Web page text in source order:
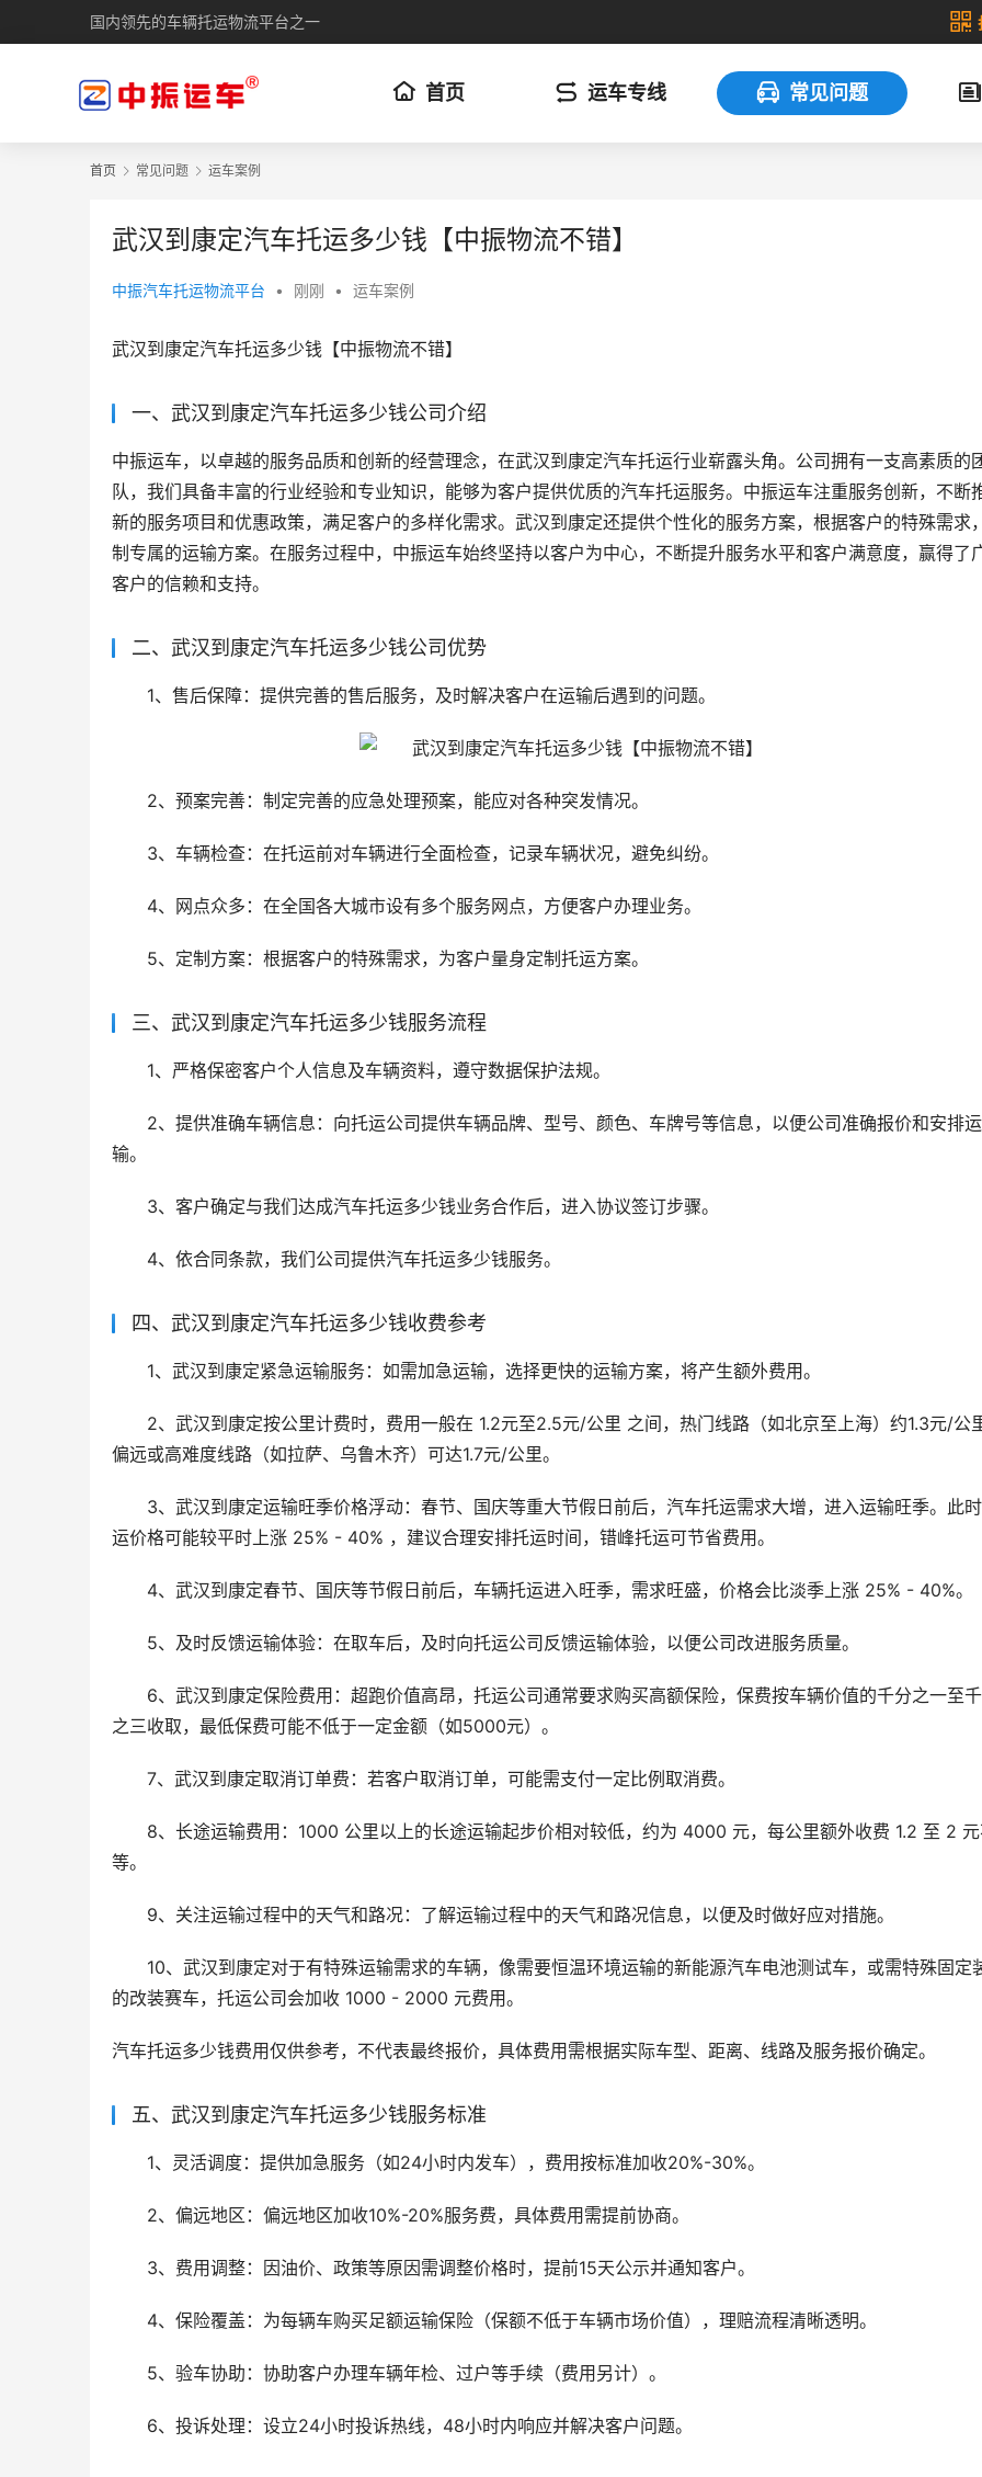
国内领先的车辆托运物流平台之一
首页 运车专线 常见问题
首页 常见问题 运车案例
武汉到康定汽车托运多少钱【中振物流不错】
中振汽车托运物流平台 • 刚刚 • 运车案例
武汉到康定汽车托运多少钱【中振物流不错】
一、武汉到康定汽车托运多少钱公司介绍
中振运车，以卓越的服务品质和创新的经营理念，在武汉到康定汽车托运行业崭露头角。公司拥有一支高素质的
队，我们具备丰富的行业经验和专业知识，能够为客户提供优质的汽车托运服务。中振运车注重服务创新，不断
新的服务项目和优惠政策，满足客户的多样化需求。武汉到康定还提供个性化的服务方案，根据客户的特殊需求
制专属的运输方案。在服务过程中，中振运车始终坚持以客户为中心，不断提升服务水平和客户满意度，赢得了
客户的信赖和支持。
二、武汉到康定汽车托运多少钱公司优势
1、售后保障：提供完善的售后服务，及时解决客户在运输后遇到的问题。
2、预案完善：制定完善的应急处理预案，能应对各种突发情况。
3、车辆检查：在托运前对车辆进行全面检查，记录车辆状况，避免纠纷。
4、网点众多：在全国各大城市设有多个服务网点，方便客户办理业务。
5、定制方案：根据客户的特殊需求，为客户量身定制托运方案。
三、武汉到康定汽车托运多少钱服务流程
1、严格保密客户个人信息及车辆资料，遵守数据保护法规。
2、提供准确车辆信息：向托运公司提供车辆品牌、型号、颜色、车牌号等信息，以便公司准确报价和安排运
输。
3、客户确定与我们达成汽车托运多少钱业务合作后，进入协议签订步骤。
4、依合同条款，我们公司提供汽车托运多少钱服务。
四、武汉到康定汽车托运多少钱收费参考
1、武汉到康定紧急运输服务：如需加急运输，选择更快的运输方案，将产生额外费用。
2、武汉到康定按公里计费时，费用一般在 1.2元至2.5元/公里 之间，热门线路（如北京至上海）约1.3元/公
偏远或高难度线路（如拉萨、乌鲁木齐）可达1.7元/公里。
3、武汉到康定运输旺季价格浮动：春节、国庆等重大节假日前后，汽车托运需求大增，进入运输旺季。此
运价格可能较平时上涨 25% - 40% ，建议合理安排托运时间，错峰托运可节省费用。
4、武汉到康定春节、国庆等节假日前后，车辆托运进入旺季，需求旺盛，价格会比淡季上涨 25% - 40%。
5、及时反馈运输体验：在取车后，及时向托运公司反馈运输体验，以便公司改进服务质量。
6、武汉到康定保险费用：超跑价值高昂，托运公司通常要求购买高额保险，保费按车辆价值的千分之一至
之三收取，最低保费可能不低于一定金额（如5000元）。
7、武汉到康定取消订单费：若客户取消订单，可能需支付一定比例取消费。
8、长途运输费用：1000 公里以上的长途运输起步价相对较低，约为 4000 元，每公里额外收费 1.2 至 2
等。
9、关注运输过程中的天气和路况：了解运输过程中的天气和路况信息，以便及时做好应对措施。
10、武汉到康定对于有特殊运输需求的车辆，像需要恒温环境运输的新能源汽车电池测试车，或需特殊固定
的改装赛车，托运公司会加收 1000 - 2000 元费用。
汽车托运多少钱费用仅供参考，不代表最终报价，具体费用需根据实际车型、距离、线路及服务报价确定。
五、武汉到康定汽车托运多少钱服务标准
1、灵活调度：提供加急服务（如24小时内发车），费用按标准加收20%-30%。
2、偏远地区：偏远地区加收10%-20%服务费，具体费用需提前协商。
3、费用调整：因油价、政策等原因需调整价格时，提前15天公示并通知客户。
4、保险覆盖：为每辆车购买足额运输保险（保额不低于车辆市场价值），理赔流程清晰透明。
5、验车协助：协助客户办理车辆年检、过户等手续（费用另计）。
6、投诉处理：设立24小时投诉热线，48小时内响应并解决客户问题。